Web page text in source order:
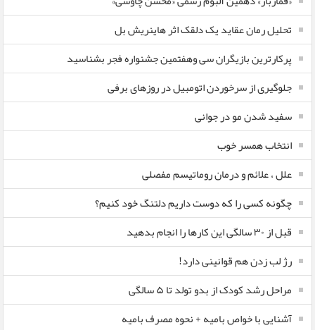
تحلیل رمان عقاید یک دلقک اثر هاینریش بل
پرکارترین بازیگران سی وهفتمین جشنواره فجر بشناسید
جلوگیری از سرخوردن اتومبیل در روزهای برفی
سفید شدن مو در جوانی
انتخاب همسر خوب
علل ، علائم و درمان روماتیسم مفصلی
چگونه کسی را که دوست داریم دلتنگ خود کنیم؟
قبل از ۳۰ سالگی این کارها را انجام بدهید
رژ لب زدن هم قوانینی دارد!
مراحل رشد کودک از بدو تولد تا ۵ سالگی
آشنایی با خواص بامیه + نحوه مصرف بامیه